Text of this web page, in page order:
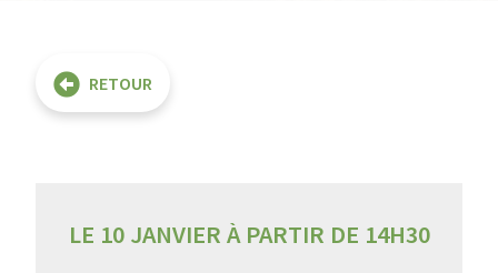
RETOUR
LE 10 JANVIER À PARTIR DE 14H30